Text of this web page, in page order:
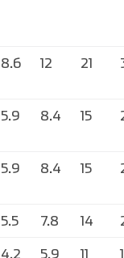
8.6 12 21
5.9 8.4 15
5.9 8.4 15
5.5 7.8 14
4.2 5.9 11